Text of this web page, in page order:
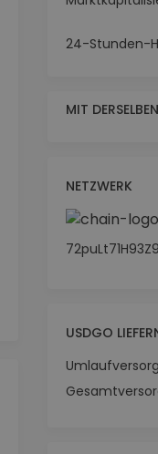
24-Stunden-
MIT
NETZWERK
USDGO